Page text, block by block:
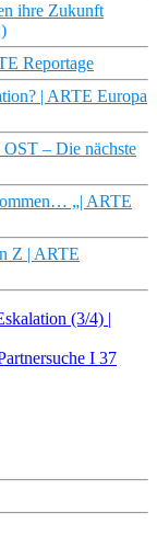
ihre Zukunft
Reportage
| ARTE Europa
– Die nächste
„| ARTE
Z | ARTE
(3/4) |
I 37